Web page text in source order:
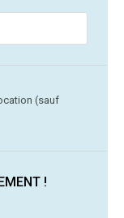
(sauf
!